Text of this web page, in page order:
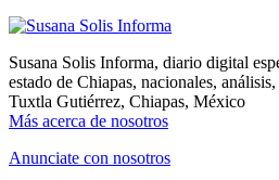
Susana Solis Informa, diario digital
estado de Chiapas, nacionales,
Tuxtla Gutiérrez, Chiapas, México
Más acerca de nosotros
Anunciate con nosotros